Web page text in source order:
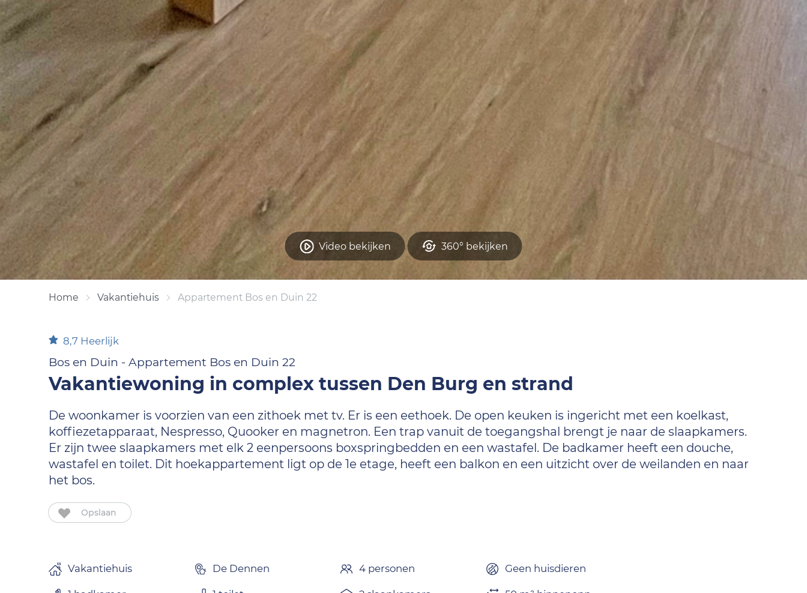
Video bekijken 360° bekijken
Home Vakantiehuis Appartement Bos en Duin 22
8,7 Heerlijk
Bos en Duin - Appartement Bos en Duin 22
Vakantiewoning in complex tussen Den Burg en strand
De woonkamer is voorzien van een zithoek met tv. Er is een eethoek. De open keuken is ingericht met een koelkast,
koffiezetapparaat, Nespresso, Quooker en magnetron. Een trap vanuit de toegangshal brengt je naar de slaapkamers.
Er zijn twee slaapkamers met elk 2 eenpersoons boxspringbedden en een wastafel. De badkamer heeft een douche,
wastafel en toilet. Dit hoekappartement ligt op de 1e etage, heeft een balkon en een uitzicht over de weilanden en naar
het bos.
Opslaan
Vakantiehuis De Dennen 4 personen Geen huisdieren